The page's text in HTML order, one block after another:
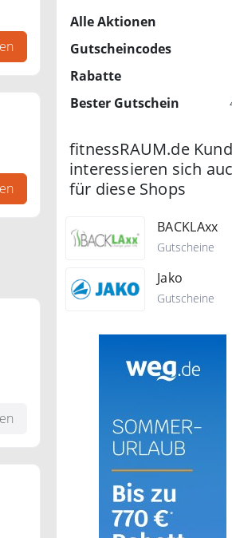
Alle Aktionen
Gutscheincodes
Rabatte
Bester Gutschein
fitnessRAUM.de
interessieren sich
für diese Shops
BACKLAxx
Gutscheine
Jako
Gutscheine